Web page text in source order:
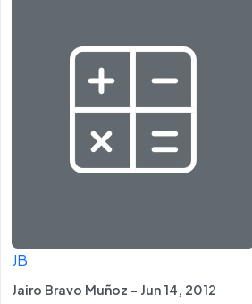
JB
Jairo Bravo Muñoz - Jun 14, 2012